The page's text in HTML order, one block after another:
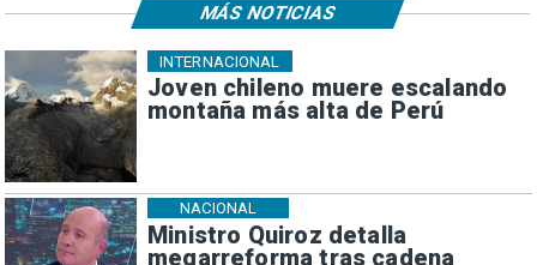
Joven chileno muere escalando
montaña más alta de Perú
INTERNACIONAL
Ministro Quiroz detalla
megarreforma tras cadena
NACIONAL
MÁS NOTICIAS